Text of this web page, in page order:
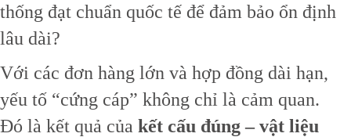
thống đạt chuẩn quốc tế để đảm bảo ổn định
lâu dài?
Với các đơn hàng lớn và hợp đồng dài hạn,
yếu tố “cứng cáp” không chỉ là cảm quan.
Đó là kết quả của kết cấu đúng – vật liệu